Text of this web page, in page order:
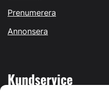
Prenumerera
Annonsera
Kundservice